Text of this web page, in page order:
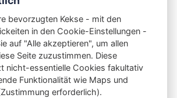
S3N🧩NET
Source Blog Network (iOSBN)
bevorzugten Kekse - mit den
in den Cookie-Einstellungen -
auf "Alle akzeptieren", um allen
Seite zuzustimmen. Diese
nicht-essentielle Cookies fakultativ
Funktionalität wie Maps und
erforderlich).